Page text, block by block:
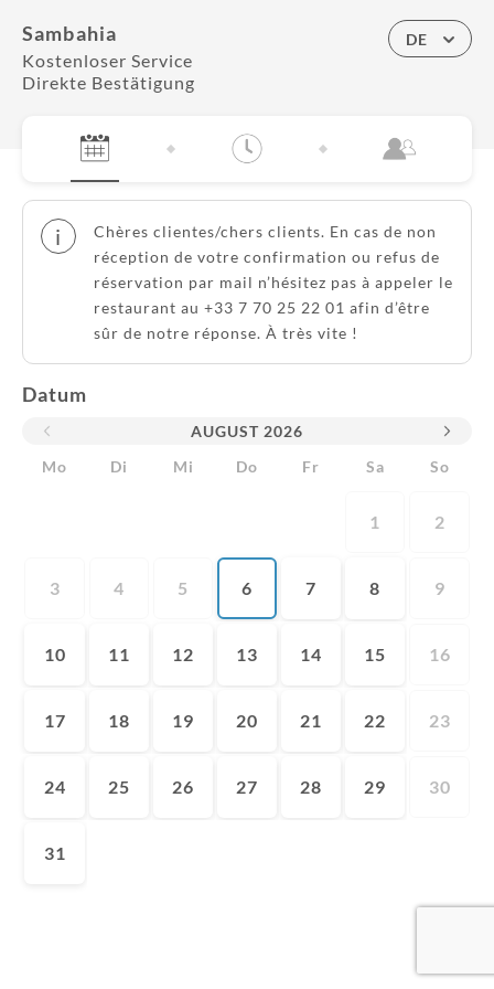
Sambahia
Kostenloser Service
Direkte Bestätigung
DE
i
Chères clientes/chers clients. En cas de non
réception de votre confirmation ou refus de
réservation par mail n’hésitez pas à appeler le
restaurant au +33 7 70 25 22 01 afin d’être
sûr de notre réponse. À très vite !
Datum
AUGUST 2026
Mo
Di Mi Do Fr Sa So
1 2
3 4 5 6 7 8 9
10 11 12 13 14 15 16
17 18 19 20 21 22 23
24 25 26 27 28 29 30
31